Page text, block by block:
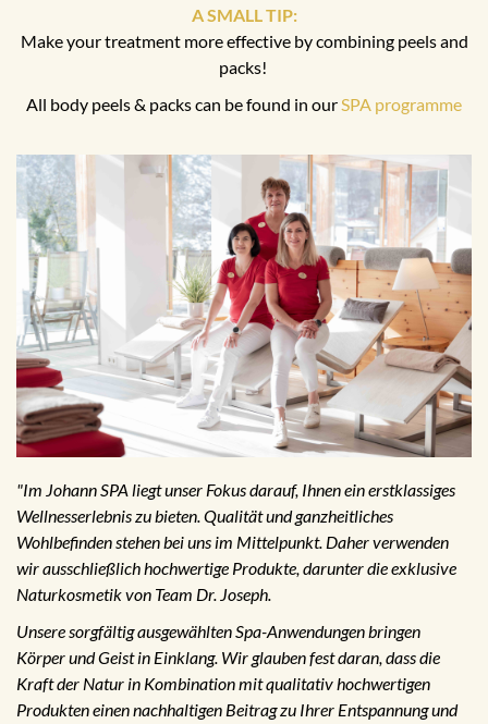
A SMALL TIP:
Make your treatment more effective by combining peels and
packs!
All body peels & packs can be found in our SPA programme
"Im Johann SPA liegt unser Fokus darauf, Ihnen ein erstklassiges
Wellnesserlebnis zu bieten. Qualität und ganzheitliches
Wohlbefinden stehen bei uns im Mittelpunkt. Daher verwenden
wir ausschließlich hochwertige Produkte, darunter die exklusive
Naturkosmetik von Team Dr. Joseph.
Unsere sorgfältig ausgewählten Spa-Anwendungen bringen
Körper und Geist in Einklang. Wir glauben fest daran, dass die
Kraft der Natur in Kombination mit qualitativ hochwertigen
Produkten einen nachhaltigen Beitrag zu Ihrer Entspannung und